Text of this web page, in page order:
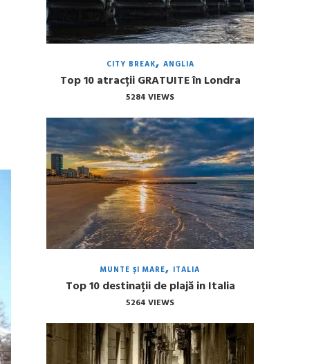
CITY BREAK ANGLIA
Top 10 atracții GRATUITE în Londra
5284 VIEWS
MUNTE ȘI MARE ITALIA
Top 10 destinații de plajă in Italia
5264 VIEWS